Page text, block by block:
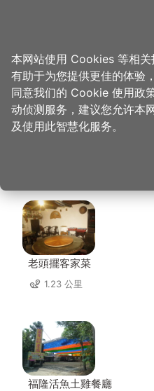
首页 > 想去的地方 > 美食、购物 >
糊口老街
周边店家
老頭擺客家菜
1.23 公里
福隆活魚土雞餐廳
本网站使用 Cookies 等相
有助于为您提供更佳的体验
同意我们的 Cookie 使用政
动侦测服务，建议您允许本
及使用此智慧化服务。